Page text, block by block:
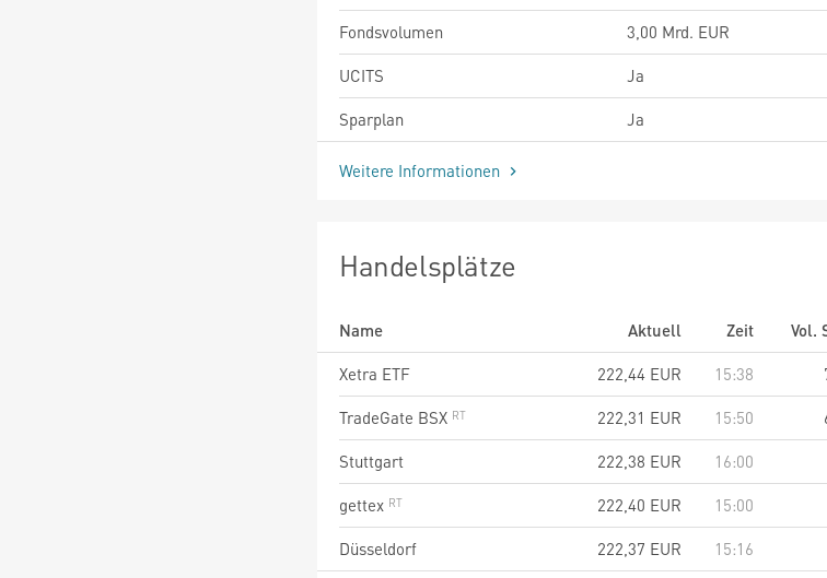
Fondsvolumen
3,00 Mrd. EUR
UCITS
Ja
Sparplan
Ja
Weitere Informationen
Handelsplätze
Name Aktuell Zeit
Vol.
Xetra ETF
222,44 EUR 15:38
TradeGate BSX
222,31 EUR 15:50
Stuttgart
222,38 EUR 16:00
gettex
222,40 EUR 15:00
Düsseldorf
222,37 EUR 15:16